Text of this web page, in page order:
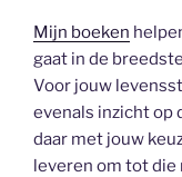
Mijn boeken
gaat in de
Voor jouw
evenals inzicht op
daar met jouw
leveren om tot die